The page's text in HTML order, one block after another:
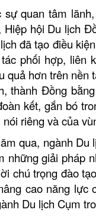
quan tâm
hội Du lịch
đã tạo điều
phối hợp, liên
quả hơn trên
thành Đồng
kết, gắn bó
riêng và của
qua, ngành
giải pháp
chú trọng đào
cao năng lực
Du lịch Cụm